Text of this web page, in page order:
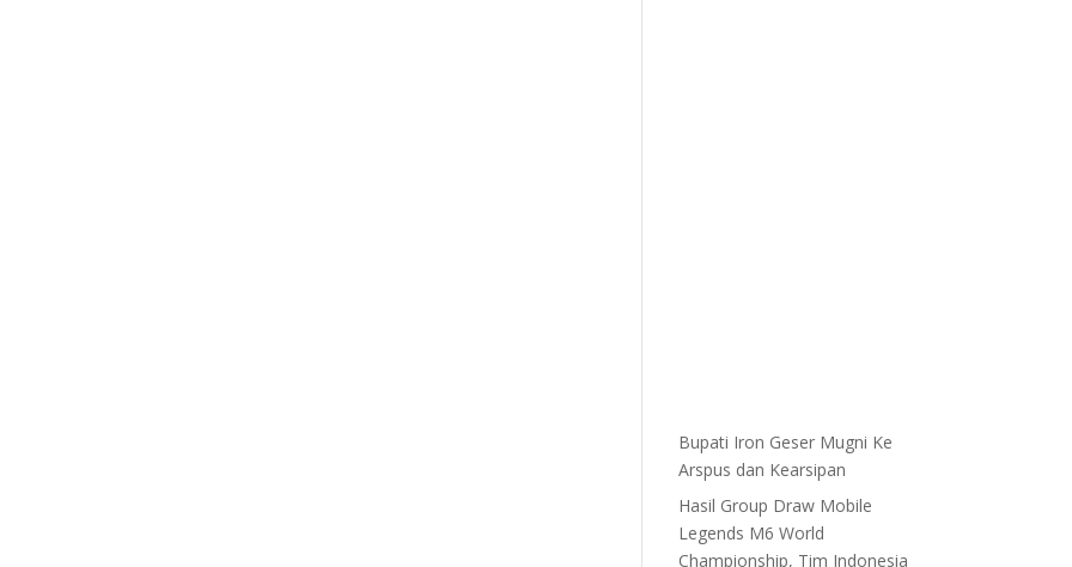
Bupati Iron Geser Mugni Ke
Arspus dan Kearsipan
Hasil Group Draw Mobile
Legends M6 World
Championship, Tim Indonesia